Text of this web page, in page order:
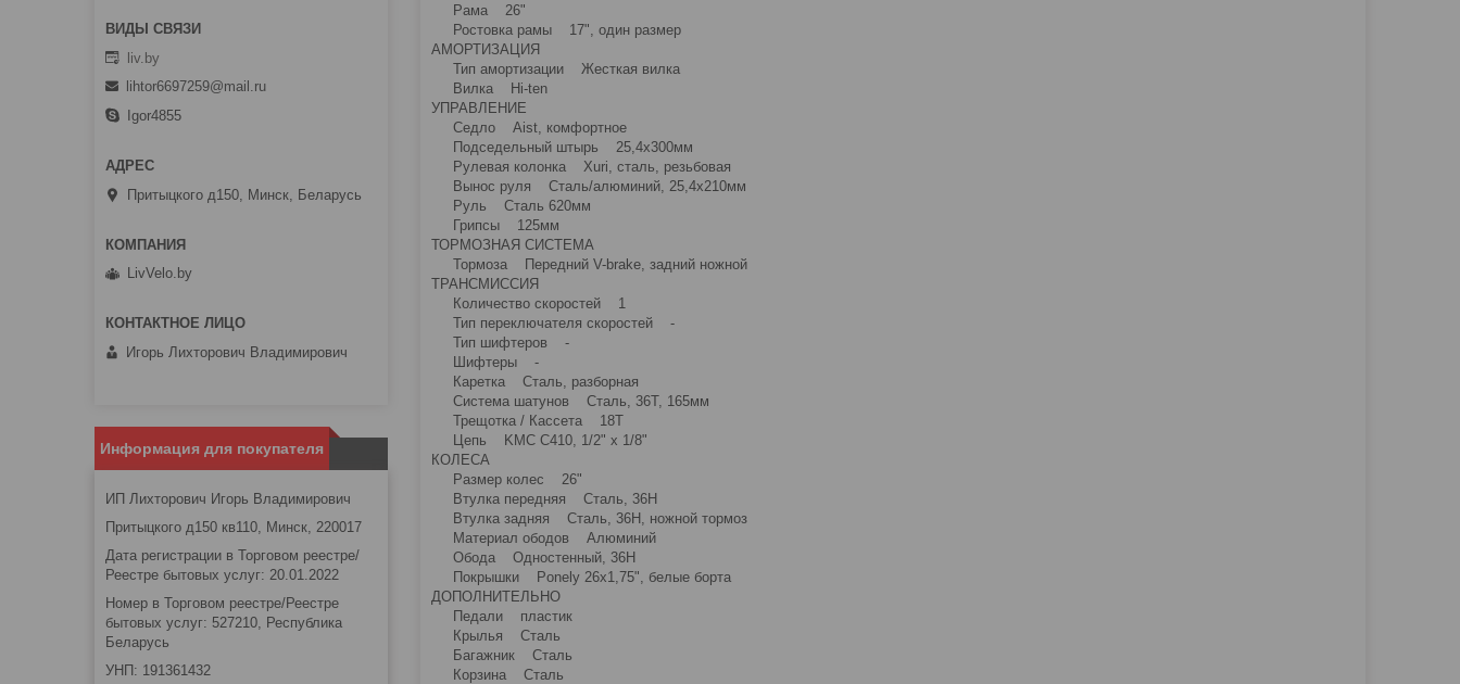
Рама 26"
Ростовка рамы 17", один размер
АМОРТИЗАЦИЯ
Тип амортизации Жесткая вилка
Вилка Hi-ten
УПРАВЛЕНИЕ
Седло Aist, комфортное
Подседельный штырь 25,4x300мм
Рулевая колонка Xuri, сталь, резьбовая
Вынос руля Сталь/алюминий, 25,4х210мм
Руль Сталь 620мм
Грипсы 125мм
ТОРМОЗНАЯ СИСТЕМА
Тормоза Передний V-brake, задний ножной
ТРАНСМИССИЯ
Количество скоростей 1
Тип переключателя скоростей -
Тип шифтеров -
Шифтеры -
Каретка Сталь, разборная
Система шатунов Сталь, 36Т, 165мм
Трещотка / Кассета 18Т
Цепь KMC C410, 1/2" х 1/8"
КОЛЕСА
Размер колес 26"
Втулка передняя Сталь, 36H
Втулка задняя Сталь, 36H, ножной тормоз
Материал ободов Алюминий
Обода Одностенный, 36H
Покрышки Ponely 26х1,75", белые борта
ДОПОЛНИТЕЛЬНО
Педали пластик
Крылья Сталь
Багажник Сталь
Корзина Сталь
liv.by
lihtor6697259@mail.ru
Igor4855
Притыцкого д150, Минск, Беларусь
LivVelo.by
Игорь Лихторович Владимирович
Информация для покупателя
ИП Лихторович Игорь Владимирович
Притыцкого д150 кв110, Минск, 220017
Дата регистрации в Торговом реестре/
Реестре бытовых услуг: 20.01.2022
Номер в Торговом реестре/Реестре
бытовых услуг: 527210, Республика
Беларусь
УНП: 191361432